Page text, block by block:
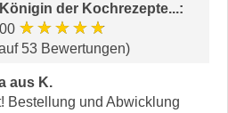
der Kochrezepte...:
★★★★★
53 Bewertungen)
aus K.
Bestellung und Abwicklung